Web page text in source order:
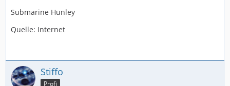
Submarine Hunley
Quelle: Internet
Stiffo
Profi